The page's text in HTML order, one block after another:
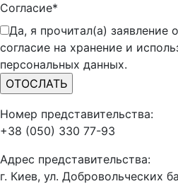
Согласие*
Да, я прочитал(а) заявление
согласие на хранение и
персональных данных.
Номер представительства:
+38 (050) 330 77-93
Адрес представительства:
г. Киев, ул. Добровольческих